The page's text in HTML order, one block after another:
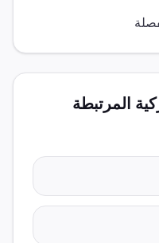
المرتبطة